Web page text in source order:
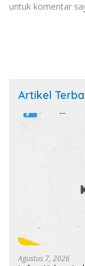
untuk komentar
Artikel
Agustus 7, 2026